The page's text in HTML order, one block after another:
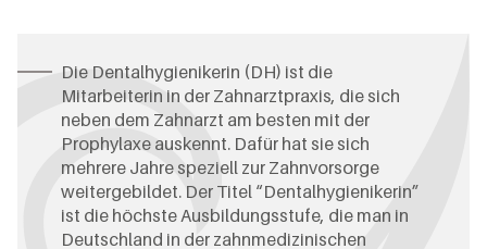
Die Dentalhygienikerin (DH) ist die
Mitarbeiterin in der Zahnarztpraxis, die sich
neben dem Zahnarzt am besten mit der
Prophylaxe auskennt. Dafür hat sie sich
mehrere Jahre speziell zur Zahnvorsorge
weitergebildet. Der Titel “Dentalhygienikerin”
ist die höchste Ausbildungsstufe, die man in
Deutschland in der zahnmedizinischen